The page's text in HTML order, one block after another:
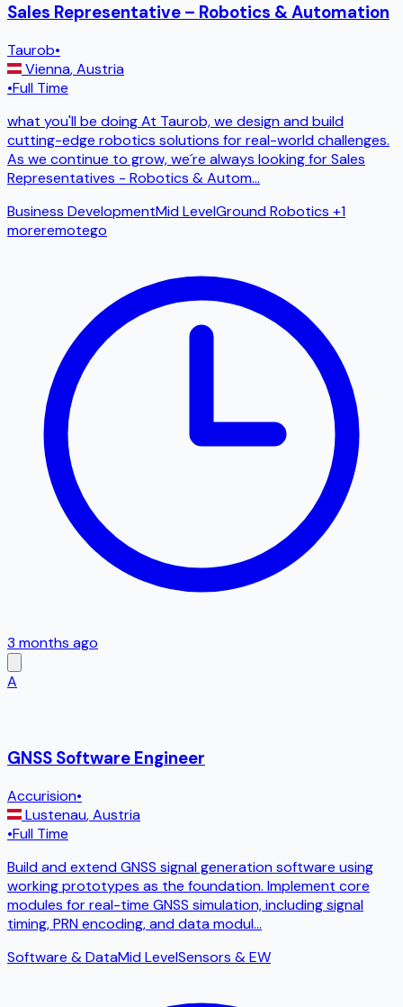
Sales Representative – Robotics & Automation
Taurob•
Vienna,Austria
•Full Time
what you'll be doing At Taurob, we design and build
cutting-edge robotics solutions for real-world challenges.
As we continue to grow, we´re always looking for Sales
Representatives - Robotics & Autom...
Business DevelopmentMid LevelGround Robotics +1
moreremotego
3 months ago
A
GNSS Software Engineer
Accurision•
Lustenau,Austria
•Full Time
Build and extend GNSS signal generation software using
working prototypes as the foundation. Implement core
modules for real-time GNSS simulation, including signal
timing, PRN encoding, and data modul...
Software & DataMid LevelSensors & EW